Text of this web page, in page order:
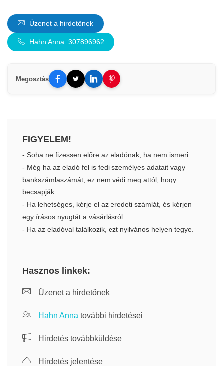
Üzenet a hirdetőnek
Hahn Anna: 307896962
Megosztás
FIGYELEM!
- Soha ne fizessen előre az eladónak, ha nem ismeri.
- Még ha az eladó fel is fedi személyes adatait vagy
bankszámlaszámát, ez nem védi meg attól, hogy
becsapják.
- Ha lehetséges, kérje el az eredeti számlát, és kérjen
egy írásos nyugtát a vásárlásról.
- Ha az eladóval találkozik, ezt nyilvános helyen tegye.
Hasznos linkek:
Üzenet a hirdetőnek
Hahn Anna további hirdetései
Hirdetés továbbküldése
Hirdetés jelentése